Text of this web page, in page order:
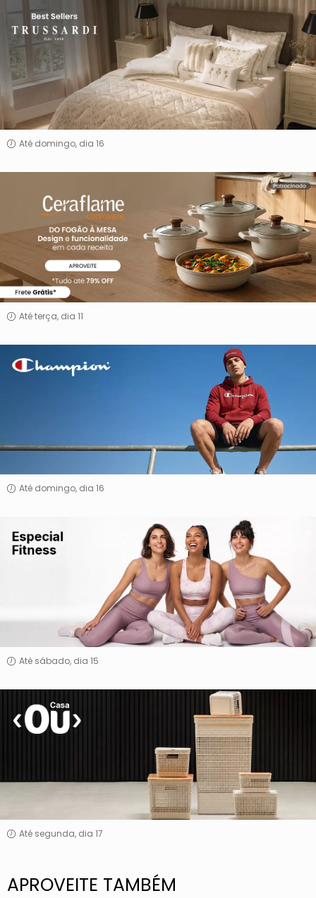
Best
Sellers
Trussardi
Até domingo, dia 16
Até terça, dia 11
Champion
Até domingo, dia 16
Especial
Fitness
Até sábado, dia 15
Casa
Até segunda, dia 17
APROVEITE TAMBÉM